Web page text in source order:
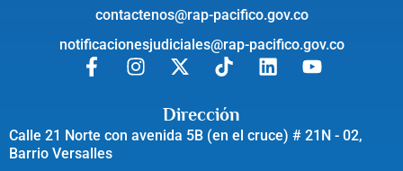
contactenos@rap-pacifico.gov.co
notificacionesjudiciales@rap-pacifico.gov.co
Dirección
Calle 21 Norte con avenida 5B (en el cruce) # 21N - 02,
Barrio Versalles